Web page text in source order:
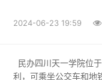
2024-06-23 19:59
利，可乘坐公交车和地